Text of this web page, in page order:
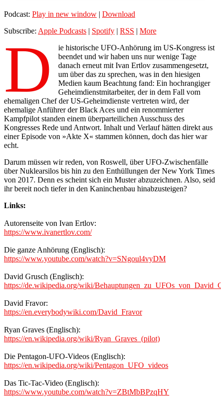
Podcast: Play in new window | Download
Subscribe: Apple Podcasts | Spotify | RSS | More
D
ie historische UFO-Anhörung im US-Kongress ist
beendet und wir haben uns nur wenige Tage
danach erneut mit Ivan Ertlov zusammengesetzt,
um über das zu sprechen, was in den hiesigen
Medien kaum Beachtung fand: Ein hochrangiger
Geheimdienstmitarbeiter, der in dem Fall vom
ehemaligen Chef der US-Geheimdienste vertreten wird, der
ehemalige Anführer der Black Aces und ein renommierter
Kampfpilot standen einem überparteilichen Ausschuss des
Kongresses Rede und Antwort. Inhalt und Verlauf hätten direkt aus
einer Episode von »Akte X« stammen können, doch das hier war
echt.
Darum müssen wir reden, von Roswell, über UFO-Zwischenfälle
über Nuklearsilos bis hin zu den Enthüllungen der New York Times
von 2017. Denn es scheint sich ein Muster abzuzeichnen. Also, seid
ihr bereit noch tiefer in den Kaninchenbau hinabzusteigen?
Links:
Autorenseite von Ivan Ertlov:
https://www.ivanertlov.com/
Die ganze Anhörung (Englisch):
https://www.youtube.com/watch?v=SNgoul4vyDM
David Grusch (Englisch):
https://de.wikipedia.org/wiki/
David Fravor:
https://en.everybodywiki.com/David_Fravor
Ryan Graves (Englisch):
https://en.wikipedia.org/wiki/Ryan_Graves_(pilot)
Die Pentagon-UFO-Videos (Englisch):
https://en.wikipedia.org/wiki/Pentagon_UFO_videos
Das Tic-Tac-Video (Englisch):
https://www.youtube.com/watch?v=ZBtMbBPzqHY